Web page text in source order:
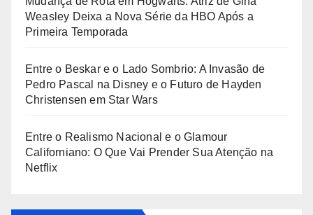
Weasley Deixa a Nova Série da HBO Após a
Primeira Temporada
Entre o Beskar e o Lado Sombrio: A Invasão de
Pedro Pascal na Disney e o Futuro de Hayden
Christensen em Star Wars
Entre o Realismo Nacional e o Glamour
Californiano: O Que Vai Prender Sua Atenção na
Netflix